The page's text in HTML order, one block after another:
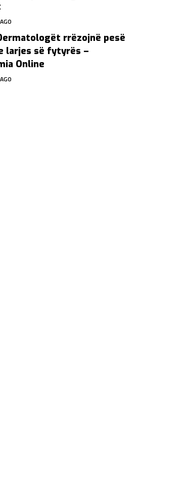
rrëzojnë pesë
larjes së fytyrës –
Online